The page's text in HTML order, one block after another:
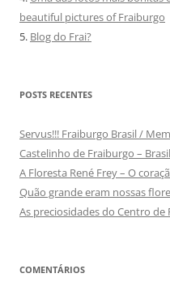
beautiful pictures of Fraiburgo
5. Blog do Frai?
POSTS RECENTES
Servus!!! Fraiburgo Brasil /
Castelinho de Fraiburgo – Brasil
A Floresta René Frey – O
Quão grande eram nossas
As preciosidades do Centro de
COMENTÁRIOS